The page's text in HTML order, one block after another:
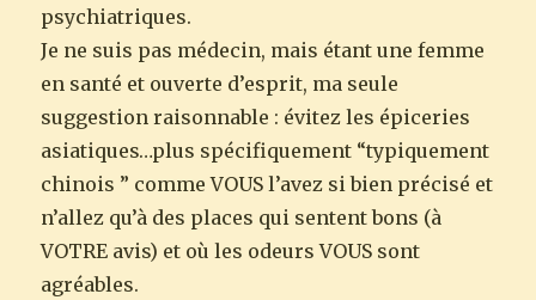
psychiatriques.
Je ne suis pas médecin, mais étant une femme
en santé et ouverte d’esprit, ma seule
suggestion raisonnable : évitez les épiceries
asiatiques…plus spécifiquement “typiquement
chinois ” comme VOUS l’avez si bien précisé et
n’allez qu’à des places qui sentent bons (à
VOTRE avis) et où les odeurs VOUS sont
agréables.